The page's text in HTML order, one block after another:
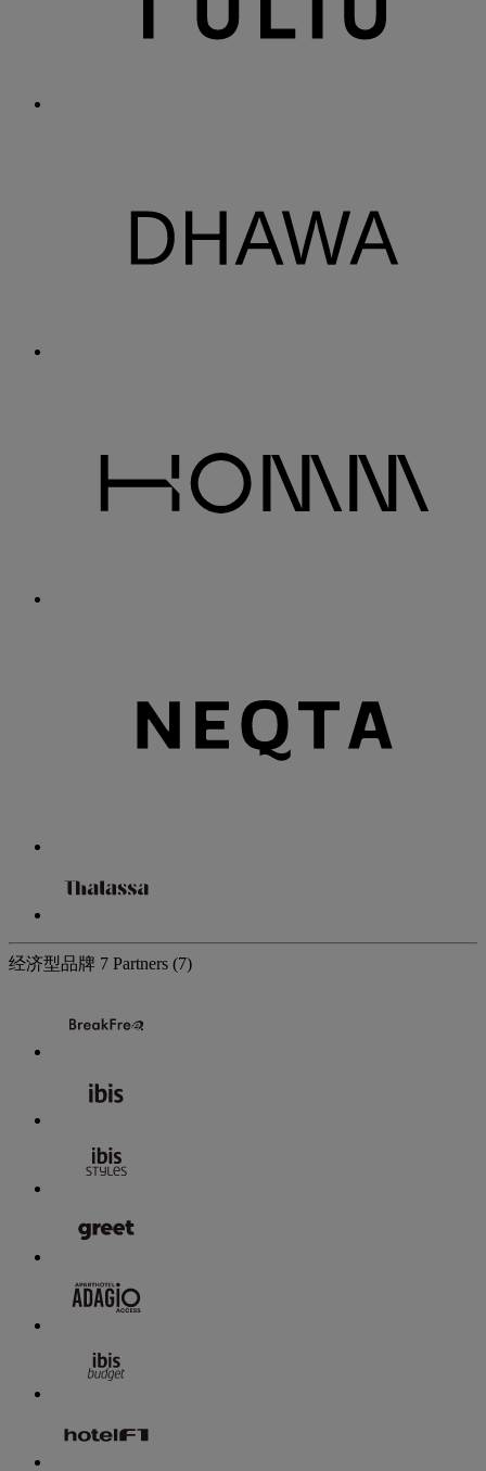
经济型品牌 7 Partners (7)